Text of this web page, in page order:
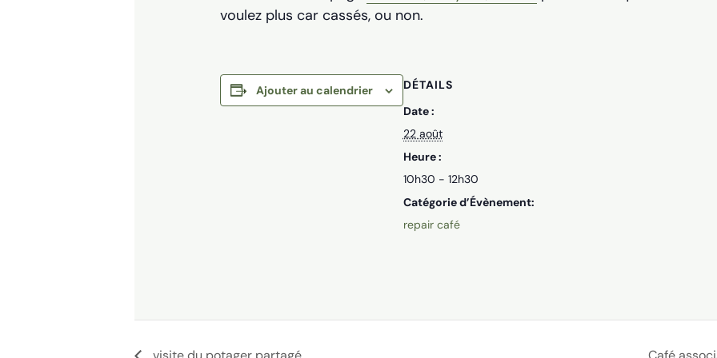
voulez plus car cassés, ou non.
Ajouter au calendrier
DÉTAILS
Date :
22 août
Heure :
10h30 - 12h30
Catégorie d’Évènement:
repair café